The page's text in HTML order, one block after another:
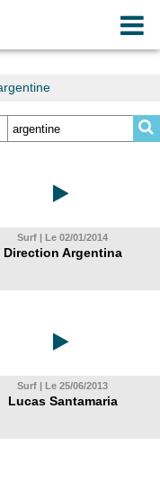
Surf | Le 02/01/2014
Direction Argentina
Surf | Le 25/06/2013
Lucas Santamaria